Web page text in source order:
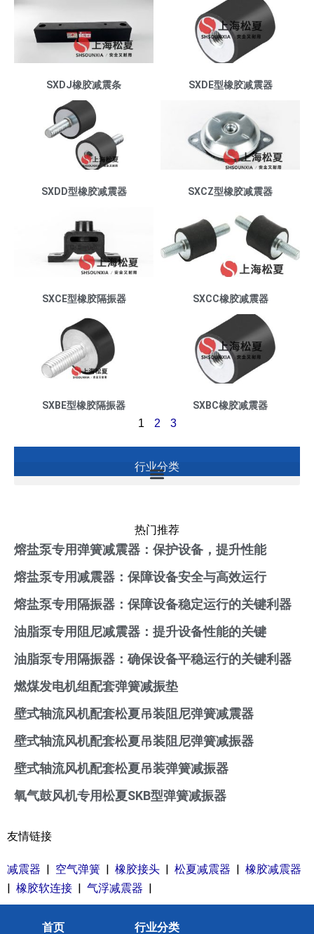
SXDJ橡胶减震条 SXDE型橡胶减震器
SXDD型橡胶减震器 SXCZ型橡胶减震器
SXCE型橡胶隔振器 SXCC橡胶减震器
SXBE型橡胶隔振器 SXBC橡胶减震器
1 2 3
行业分类
热门推荐
熔盐泵专用弹簧减震器：保护设备，提升性能
熔盐泵专用减震器：保障设备安全与高效运行
熔盐泵专用隔振器：保障设备稳定运行的关键利器
油脂泵专用阻尼减震器：提升设备性能的关键
油脂泵专用隔振器：确保设备平稳运行的关键利器
燃煤发电机组配套弹簧减振垫
壁式轴流风机配套松夏吊装阻尼弹簧减震器
壁式轴流风机配套松夏吊装阻尼弹簧减振器
壁式轴流风机配套松夏吊装弹簧减振器
氧气鼓风机专用松夏SKB型弹簧减振器
友情链接
减震器 空气弹簧 橡胶接头 松夏减震器
橡胶减震器
橡胶软连接 气浮减震器
首页 行业分类